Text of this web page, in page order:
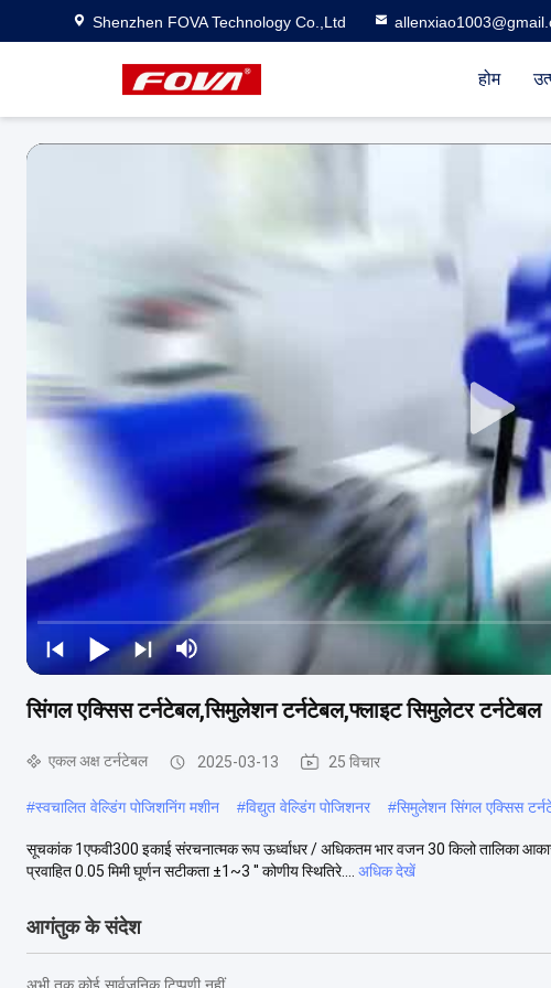
Shenzhen FOVA Technology Co.,Ltd
होम
सिंगल एक्सिस टर्नटेबल,सिमुलेशन टर्नटेबल,फ्लाइट सिमुलेटर टर्नटेबल
एकल अक्ष टर्नटेबल 2025-03-13 25 विचार
#स्वचालित वेल्डिंग पोजिशनिंग मशीन #विद्युत वेल्डिंग पोजिशनर #सिमुलेशन सिंगल एक्सिस
सूचकांक 1एफवी300 इकाई संरचनात्मक रूप ऊर्ध्वाधर / अधिकतम भार वजन 30 किलो तालिका
प्रवाहित 0.05 मिमी घूर्णन सटीकता ±1~3 ′′ कोणीय स्थितिरे....
अधिक देखें
आगंतुक के संदेश
अभी तक कोई सार्वजनिक टिप्पणी नहीं